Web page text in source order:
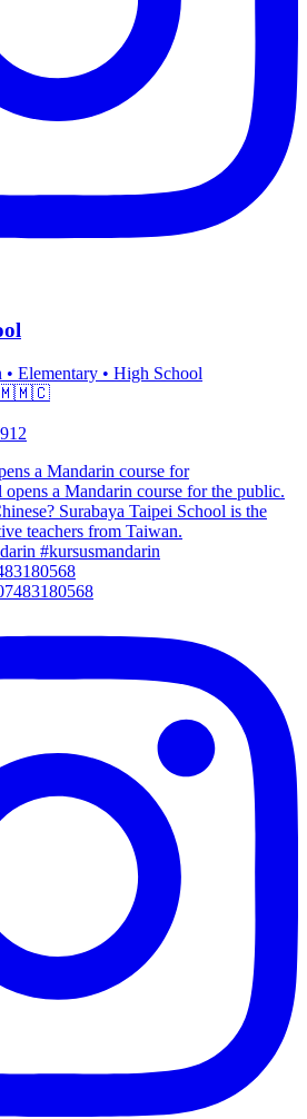
Elementary • High School
a Mandarin course for